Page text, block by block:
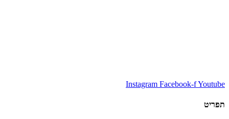
Instagram Facebook-fYoutube
תפריט